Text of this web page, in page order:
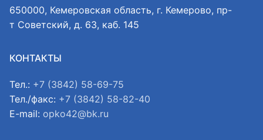
650000, Кемеровская область, г. Кемерово, пр-
т Советский, д. 63, каб. 145
КОНТАКТЫ
Тел.: +7 (3842) 58-69-75
Тел./факс: +7 (3842) 58-82-40
E-mail: opko42@bk.ru